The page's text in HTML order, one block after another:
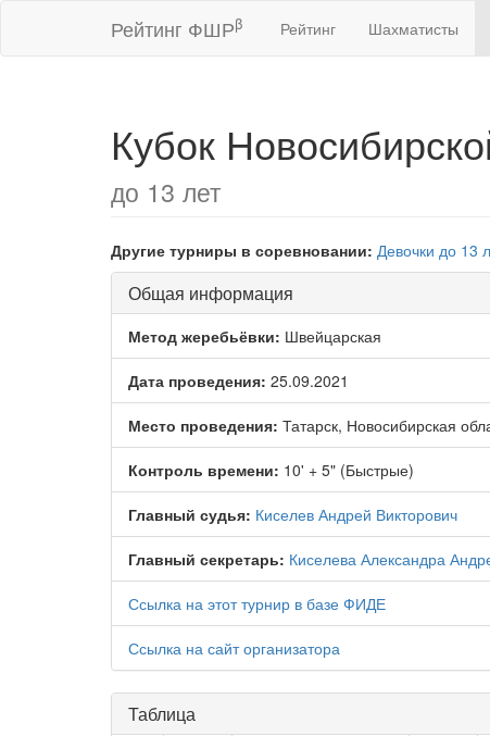
Рейтинг ФШРβ Рейтинг Шахматисты
Кубок
до 13 лет
Другие турниры в соревновании: Девочки до 13
Общая информация
Метод жеребьёвки: Швейцарская
Дата проведения: 25.09.2021
Место проведения: Татарск, Новосибирская
Контроль времени: 10' + 5" (Быстрые)
Главный судья: Киселев Андрей Викторович
Главный секретарь: Киселева Александра
Ссылка на этот турнир в базе ФИДЕ
Ссылка на сайт организатора
Таблица